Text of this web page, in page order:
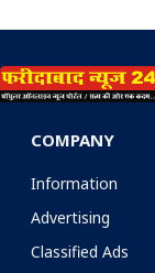
COMPANY
Information
Advertising
Classified Ads